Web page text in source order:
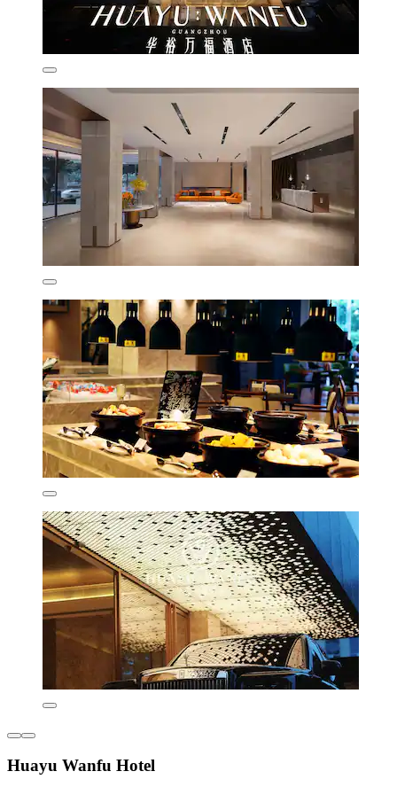
Huayu Wanfu Hotel